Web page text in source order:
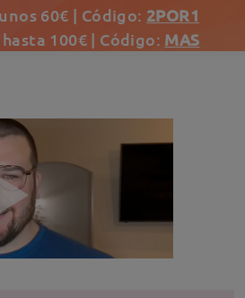
60€ | Código: 2POR1
100€ | Código: MAS